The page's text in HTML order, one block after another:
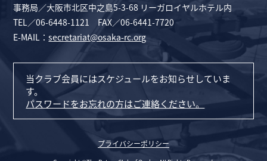
事務局／大阪市北区中之島5-3-68 リーガロイヤルホテル内
TEL／06-6448-1121 FAX／06-6441-7720
E-MAIL：secretariat@osaka-rc.org
当クラブ会員にはスケジュールをお知らせしていま
す。
パスワードをお忘れの方はご連絡ください。
プライバシーポリシー